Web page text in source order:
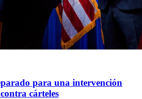
para una intervención
cárteles